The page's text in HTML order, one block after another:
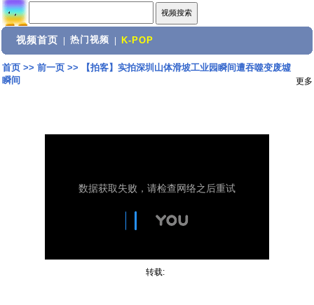
视频首页 热门视频 K-POP
首页>> 前一页>>
【拍客】实拍深圳山体滑坡工业园瞬间遭吞噬变废墟
瞬间
更多
转载: